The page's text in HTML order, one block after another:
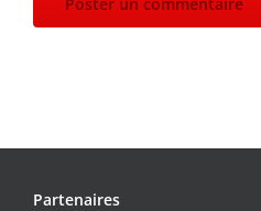
Partenaires